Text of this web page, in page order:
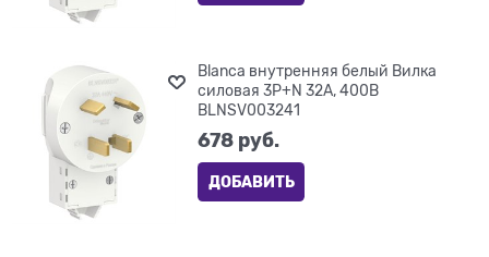
Blanca внутренняя белый Вилка
силовая 3Р+N 32А, 400В
BLNSV003241
678 руб.
ДОБАВИТЬ